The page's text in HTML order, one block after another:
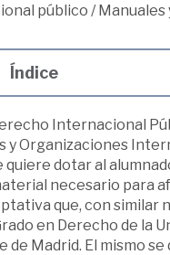
público /Manuales
Índice
Internacional
y Organizaciones
quiere dotar al
necesario para
que, con similar
en Derecho de la
de Madrid. El mismo se